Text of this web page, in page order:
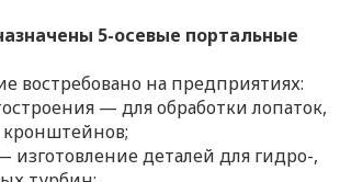
5-осевые портальные
востребовано на предприятиях:
— для обработки лопаток,
изготовление деталей для гидро-,